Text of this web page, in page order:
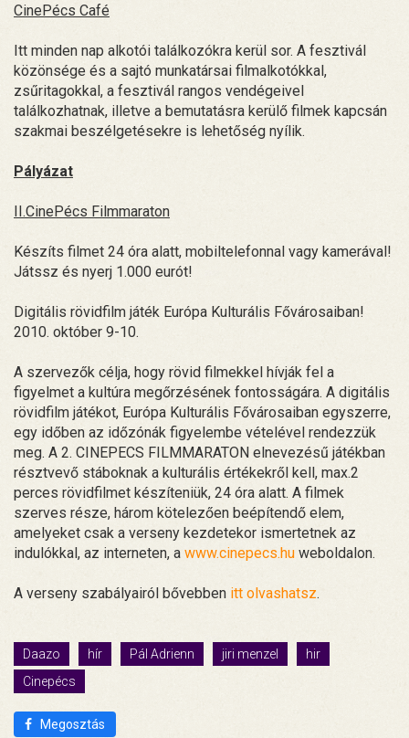
CinePécs Café
Itt minden nap alkotói találkozókra kerül sor. A fesztivál
közönsége és a sajtó munkatársai filmalkotókkal,
zsűritagokkal, a fesztivál rangos vendégeivel
találkozhatnak, illetve a bemutatásra kerülő filmek kapcsán
szakmai beszélgetésekre is lehetőség nyílik.
Pályázat
II.CinePécs Filmmaraton
Készíts filmet 24 óra alatt, mobiltelefonnal vagy kamerával!
Játssz és nyerj 1.000 eurót!
Digitális rövidfilm játék Európa Kulturális Fővárosaiban!
2010. október 9-10.
A szervezők célja, hogy rövid filmekkel hívják fel a
figyelmet a kultúra megőrzésének fontosságára. A digitális
rövidfilm játékot, Európa Kulturális Fővárosaiban egyszerre,
egy időben az időzónák figyelembe vételével rendezzük
meg. A 2. CINEPECS FILMMARATON elnevezésű játékban
résztvevő stáboknak a kulturális értékekről kell, max.2
perces rövidfilmet készíteniük, 24 óra alatt. A filmek
szerves része, három kötelezően beépítendő elem,
amelyeket csak a verseny kezdetekor ismertetnek az
indulókkal, az interneten, a www.cinepecs.hu weboldalon.
A verseny szabályairól bővebben itt olvashatsz.
Daazo hír Pál Adrienn jiri menzel
hir
Cinepécs
Megosztás